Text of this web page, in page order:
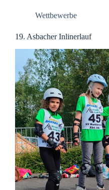
Wettbewerbe
19. Asbacher Inlinerlauf